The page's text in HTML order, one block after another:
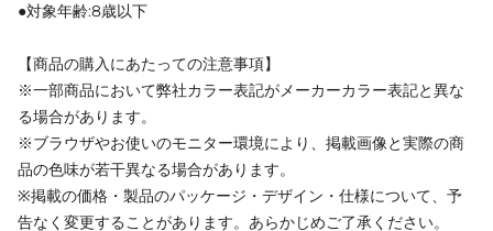
●対象年齢:8歳以下
【商品の購入にあたっての注意事項】
※一部商品において弊社カラー表記がメーカーカラー表記と異な
る場合があります。
※ブラウザやお使いのモニター環境により、掲載画像と実際の商
品の色味が若干異なる場合があります。
※掲載の価格・製品のパッケージ・デザイン・仕様について、予
告なく変更することがあります。あらかじめご了承ください。